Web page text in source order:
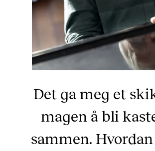
Det ga meg et
magen å bli
sammen.